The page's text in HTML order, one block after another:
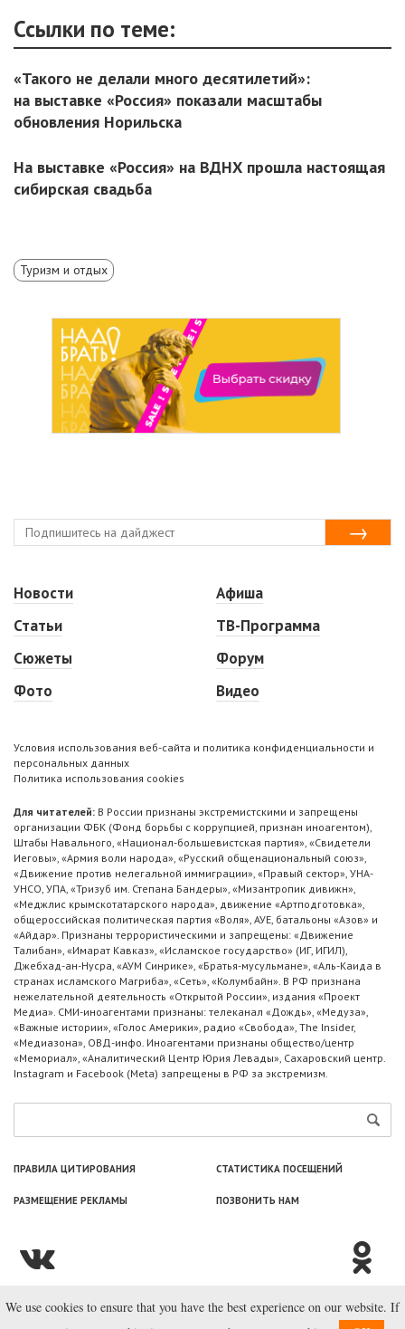
Ссылки по теме:
«Такого не делали много десятилетий»:
на выставке «Россия» показали масштабы
обновления Норильска
На выставке «Россия» на ВДНХ прошла настоящая
сибирская свадьба
Туризм и отдых
Новости
Статьи
Сюжеты
Фото
Афиша
ТВ-Программа
Форум
Видео
Условия использования веб-сайта и политика конфиденциальности и
персональных данных
Политика использования cookies
Для читателей: В России признаны экстремистскими и запрещены
организации ФБК (Фонд борьбы с коррупцией, признан иноагентом),
Штабы Навального, «Национал-большевистская партия», «Свидетели
Иеговы», «Армия воли народа», «Русский общенациональный союз»,
«Движение против нелегальной иммиграции», «Правый сектор», УНА-
УНСО, УПА, «Тризуб им. Степана Бандеры», «Мизантропик дивижн»,
«Меджлис крымскотатарского народа», движение «Артподготовка»,
общероссийская политическая партия «Воля», АУЕ, батальоны «Азов» и
«Айдар». Признаны террористическими и запрещены: «Движение
Талибан», «Имарат Кавказ», «Исламское государство» (ИГ, ИГИЛ),
Джебхад-ан-Нусра, «АУМ Синрике», «Братья-мусульмане», «Аль-Каида в
странах исламского Магриба», «Сеть», «Колумбайн». В РФ признана
нежелательной деятельность «Открытой России», издания «Проект
Медиа». СМИ-иноагентами признаны: телеканал «Дождь», «Медуза»,
«Важные истории», «Голос Америки», радио «Свобода», The Insider,
«Медиазона», ОВД-инфо. Иноагентами признаны общество/центр
«Мемориал», «Аналитический Центр Юрия Левады», Сахаровский центр.
Instagram и Facebook (Metа) запрещены в РФ за экстремизм.
ПРАВИЛА ЦИТИРОВАНИЯ СТАТИСТИКА ПОСЕЩЕНИЙ
РАЗМЕЩЕНИЕ РЕКЛАМЫ ПОЗВОНИТЬ НАМ
© ООО «Лаборатория Новоcтей», 2003—2026.
We use cookies to ensure that you have the best experience on our website. If